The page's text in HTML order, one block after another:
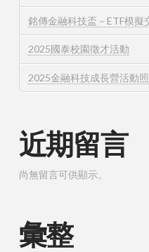
銘傳金融科技盃－ETF模擬
2025國泰校園徵才活動
2025金融科技成長營活動
近期留言
尚無留言可供顯示。
彙整